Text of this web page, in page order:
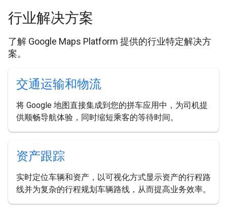
行业解决方案
了解 Google Maps Platform 提供的行业特定解决方
案。
交通运输和物流
将 Google 地图直接集成到您的拼车应用中，为司机提
供顺畅导航体验，同时缩短乘客的等待时间。
资产跟踪
实时定位车辆和资产，以可视化方式显示资产的行程路
线并为复杂的行程规划车辆路线，从而提高业务效率。